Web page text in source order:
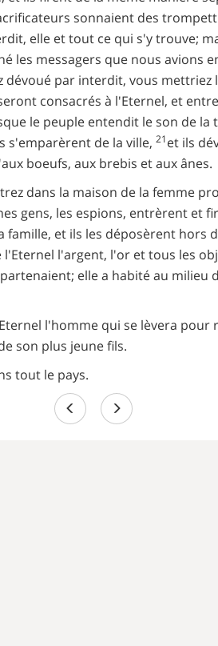
sonnaient des
elle et tout ce qui s'y trouve;
les messagers que nous avions
par interdit, vous
consacrés à l'Eternel, et
le peuple entendit le son de
s'emparèrent de la ville, 21et ils
boeufs, aux brebis et aux ânes.
dans la maison de la femme
gens, les espions, entrèrent et
et ils les déposèrent hors
l'argent, l'or et tous les
elle a habité au milieu
l'homme qui se lèvera
son plus jeune fils.
tout le pays.